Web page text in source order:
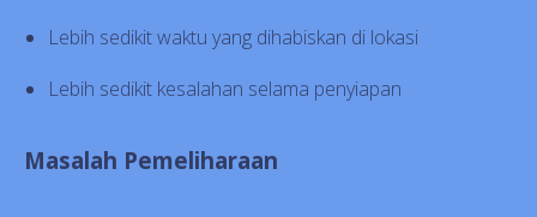
Lebih sedikit waktu yang dihabiskan di lokasi
Lebih sedikit kesalahan selama penyiapan
Masalah Pemeliharaan